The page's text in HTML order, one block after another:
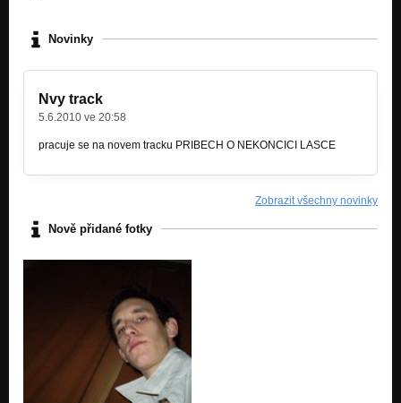
Nezařazeno
pisu tyhle radky love song
Nezařazeno
Nezařazeno
Nezařazeno
Novinky
Nvy track
5.6.2010 ve 20:58
pracuje se na novem tracku PRIBECH O NEKONCICI LASCE
Zobrazit všechny novinky
Nově přidané fotky